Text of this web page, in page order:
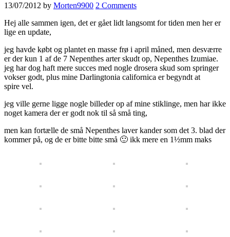
13/07/2012 by Morten9900 2 Comments
Hej alle sammen igen, det er gået lidt langsomt for tiden men her er
lige en update,
jeg havde købt og plantet en masse frø i april måned, men desværre
er der kun 1 af de 7 Nepenthes arter skudt op, Nepenthes Izumiae.
jeg har dog haft mere succes med nogle drosera skud som springer
vokser godt, plus mine Darlingtonia californica er begyndt at
spire vel.
jeg ville gerne ligge nogle billeder op af mine stiklinge, men har ikke
noget kamera der er godt nok til så små ting,
men kan fortælle de små Nepenthes laver kander som det 3. blad der
kommer på, og de er bitte bitte små 🙂 ikk mere en 1½mm maks